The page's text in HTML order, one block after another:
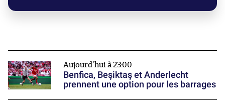
Aujourd'hui à 23:00
Benfica, Beşiktaş et Anderlecht
prennent une option pour les barrages